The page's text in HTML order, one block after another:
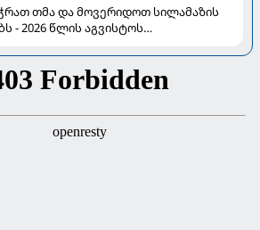
თმა და მოვერიდოთ სილამაზის
- 2026 წლის აგვისტოს